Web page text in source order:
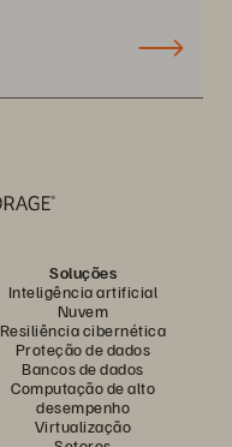
Soluções
Inteligência artificial
Nuvem
Resiliência cibernética
Proteção de dados
Bancos de dados
Computação de alto
desempenho
Virtualização